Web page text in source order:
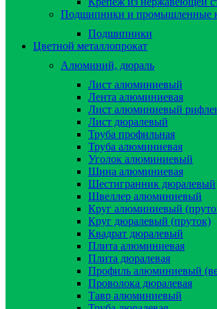
Подшипники и промышленные
Подшипники
Цветной металлопрокат
Алюминий, дюраль
Лист алюминиевый
Лента алюминиевая
Лист алюминиевый
Лист дюралевый
Труба профильная
Труба алюминиевая
Уголок алюминиевый
Шина алюминиевая
Шестигранник дюралевый
Швеллер алюминиевый
Круг алюминиевый
Круг дюралевый (пруток)
Квадрат дюралевый
Плита алюминиевая
Плита дюралевая
Профиль алюминиевый
Проволока дюралевая
Тавр алюминиевый